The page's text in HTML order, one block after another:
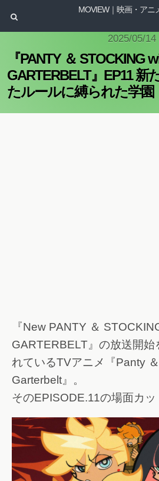
MOVIEW｜映画・アニ
2025/05/14
『PANTY ＆ STOCKING
GARTERBELT』EP11 新
たルールに縛られた学園
『New PANTY ＆
GARTERBELT』の放送開始
れているTVアニメ『Panty
Garterbelt』。
そのEPISODE.11の場面カッ